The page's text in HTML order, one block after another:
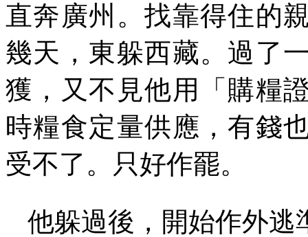
直奔廣州。找靠得住的
幾天，東躲西藏。過了
獲，又不見他用「購糧
時糧食定量供應，有錢
受不了。只好作罷。
他躲過後，開始作外逃